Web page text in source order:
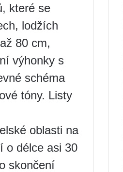
které se
lodžích
80 cm,
výhonky s
schéma
tóny. Listy
oblasti na
o délce asi 30
skončení